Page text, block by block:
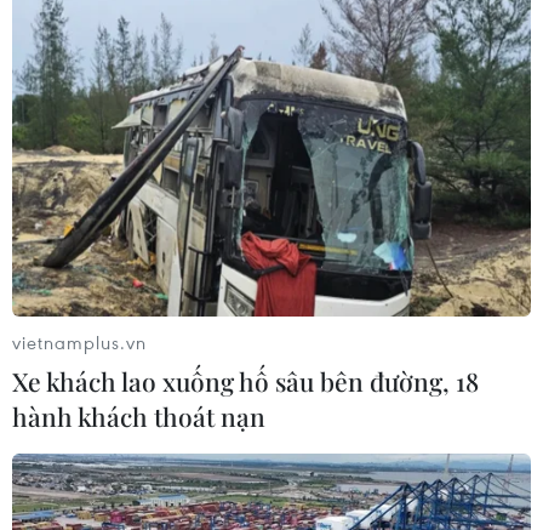
ngày xưa ở Việt Nam) là hành trình tìm về cội nguồn
của François Bibonne và mở ra cánh cửa để người nước
ngoài hiểu hơn về văn hóa Việt Nam.
vietnamplus.vn
Xe khách lao xuống hố sâu bên đường, 18
hành khách thoát nạn